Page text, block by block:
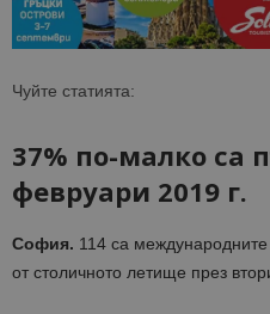
Чуйте статията:
37% по-малко са
февруари 2019 г.
София. 114 са
от столичното летище през